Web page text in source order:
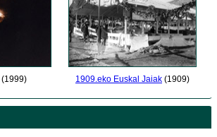
(1999) 1909.eko Euskal Jaiak (1909)